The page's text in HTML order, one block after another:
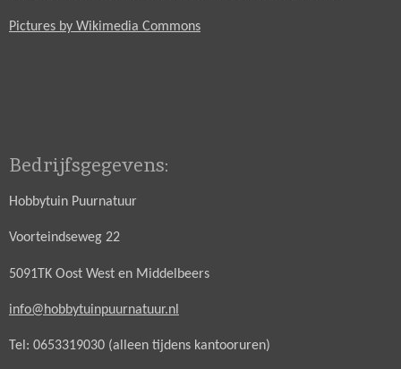
Pictures by Wikimedia Commons
Bedrijfsgegevens:
Hobbytuin Puurnatuur
Voorteindseweg 22
5091TK Oost West en Middelbeers
info@hobbytuinpuurnatuur.nl
Tel: 0653319030 (alleen tijdens kantooruren)